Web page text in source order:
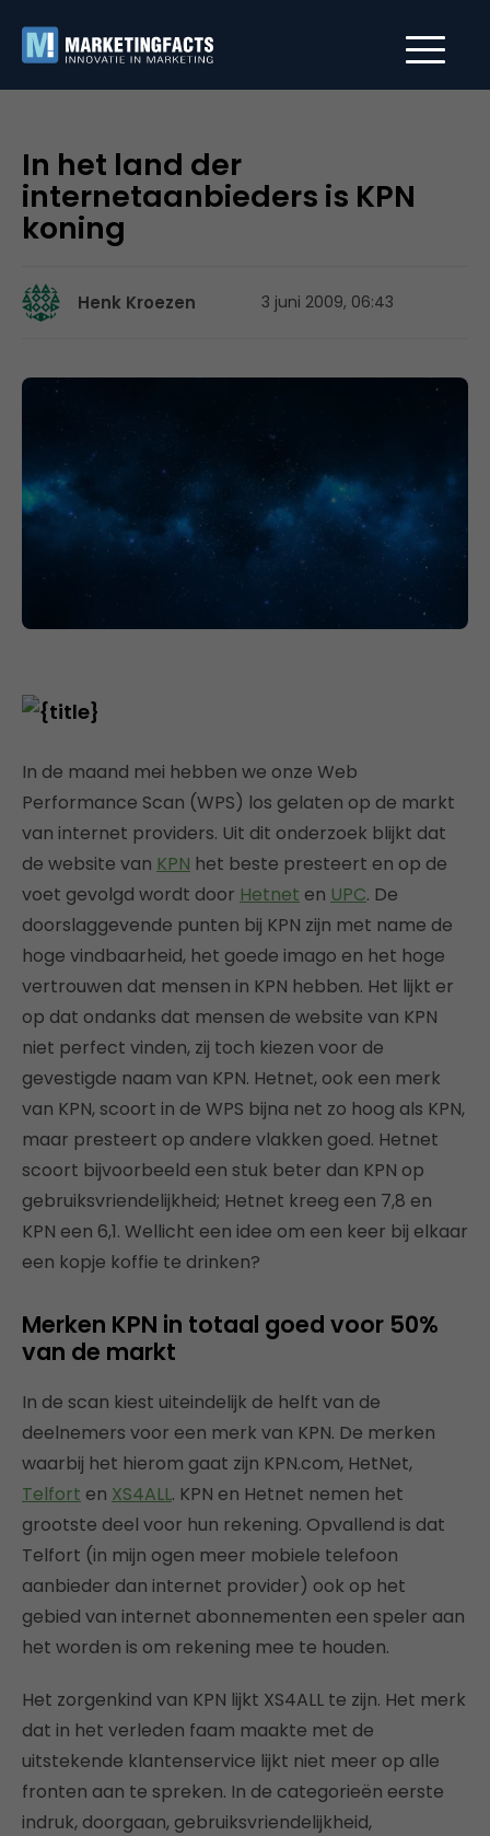
In het land der
internetaanbieders is KPN
koning
Henk Kroezen 3 juni 2009, 06:43
In de maand mei hebben we onze Web
Performance Scan (WPS) los gelaten op de markt
van internet providers. Uit dit onderzoek blijkt dat
de website van KPN het beste presteert en op de
voet gevolgd wordt door Hetnet en UPC. De
doorslaggevende punten bij KPN zijn met name de
hoge vindbaarheid, het goede imago en het hoge
vertrouwen dat mensen in KPN hebben. Het lijkt er
op dat ondanks dat mensen de website van KPN
niet perfect vinden, zij toch kiezen voor de
gevestigde naam van KPN. Hetnet, ook een merk
van KPN, scoort in de WPS bijna net zo hoog als KPN,
maar presteert op andere vlakken goed. Hetnet
scoort bijvoorbeeld een stuk beter dan KPN op
gebruiksvriendelijkheid; Hetnet kreeg een 7,8 en
KPN een 6,1. Wellicht een idee om een keer bij elkaar
een kopje koffie te drinken?
Merken KPN in totaal goed voor 50%
van de markt
In de scan kiest uiteindelijk de helft van de
deelnemers voor een merk van KPN. De merken
waarbij het hierom gaat zijn KPN.com, HetNet,
Telfort en XS4ALL. KPN en Hetnet nemen het
grootste deel voor hun rekening. Opvallend is dat
Telfort (in mijn ogen meer mobiele telefoon
aanbieder dan internet provider) ook op het
gebied van internet abonnementen een speler aan
het worden is om rekening mee te houden.
Het zorgenkind van KPN lijkt XS4ALL te zijn. Het merk
dat in het verleden faam maakte met de
uitstekende klantenservice lijkt niet meer op alle
fronten aan te spreken. In de categorieën eerste
indruk, doorgaan, gebruiksvriendelijkheid,